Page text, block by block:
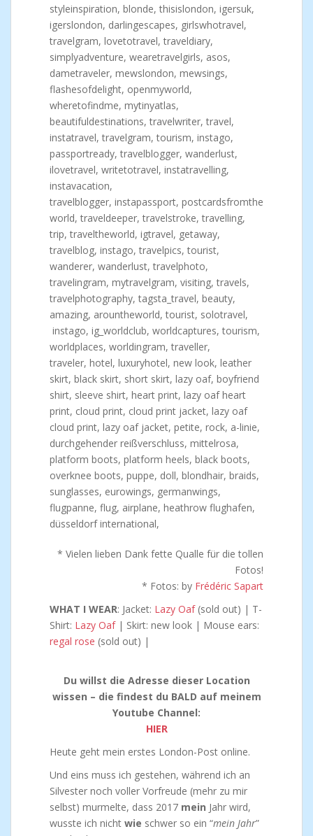
* Vielen lieben Dank fette Qualle für die tollen
Fotos!
* Fotos: by Frédéric Sapart
WHAT I WEAR: Jacket: Lazy Oaf (sold out) | T-
Shirt: Lazy Oaf | Skirt: new look | Mouse ears:
regal rose (sold out) |
Du willst die Adresse dieser Location
wissen – die findest du BALD auf meinem
Youtube Channel:
HIER
Heute geht mein erstes London-Post online.
Und eins muss ich gestehen, während ich an
Silvester noch voller Vorfreude (mehr zu mir
selbst) murmelte, dass 2017 mein Jahr wird,
wusste ich nicht wie schwer so ein “mein Jahr”